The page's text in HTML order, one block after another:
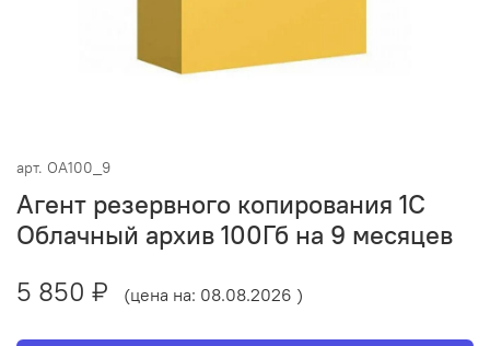
арт. ОА100_9
Агент резервного копирования 1С
Облачный архив 100Гб на 9 месяцев
5 850 ₽
(цена на: 08.08.2026 )